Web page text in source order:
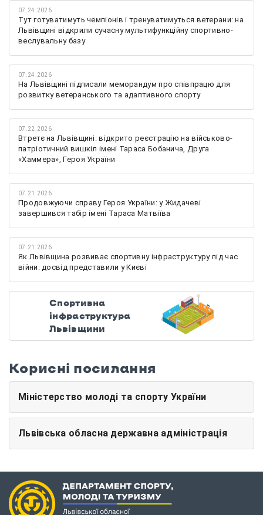
07.24.2026
Тут готуватимуть чемпіонів і тренуватимуться ветерани: на
Львівщині відкрили сучасну мультифункційну спортивно-
веслувальну базу
07.24.2026
На Львівщині підписали меморандум про співпрацю для
розвитку ветеранського та адаптивного спорту
07.22.2026
Втретє на Львівщині: відкрито реєстрацію на військово-
патріотичний вишкіл імені Тараса Бобанича, Друга
«Хаммера», Героя України
07.21.2026
Продовжуючи справу Героя України: у Жидачеві
завершився табір імені Тараса Матвіїва
07.21.2026
Як Львівщина розвиває спортивну інфраструктуру під час
війни: досвід представили у Києві
Спортивна
інфраструктура
Львівщини
Корисні посилання
Міністерство молоді та спорту України
Львівська обласна державна адміністрація